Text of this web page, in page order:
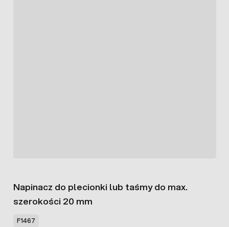
Napinacz do plecionki lub taśmy do max.
szerokości 20 mm
F1467